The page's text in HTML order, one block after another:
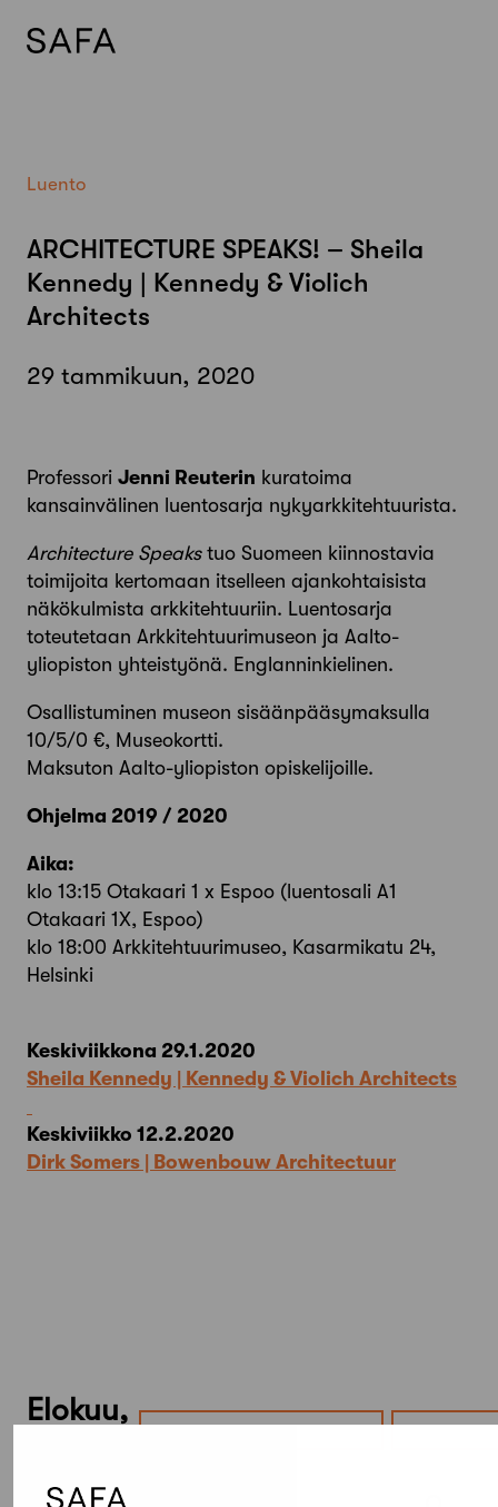
Luento
ARCHITECTURE SPEAKS! – Sheila
Kennedy | Kennedy & Violich
Architects
29 tammikuun, 2020
Professori Jenni Reuterin kuratoima
kansainvälinen luentosarja nykyarkkitehtuurista.
Architecture Speakstuo Suomeen kiinnostavia
toimijoita kertomaan itselleen ajankohtaisista
näkökulmista arkkitehtuuriin. Luentosarja
toteutetaan Arkkitehtuurimuseon ja Aalto-
yliopiston yhteistyönä. Englanninkielinen.
Osallistuminen museon sisäänpääsymaksulla
10/5/0 €, Museokortti.
Maksuton Aalto-yliopiston opiskelijoille.
Ohjelma 2019 / 2020
Aika:
klo 13:15 Otakaari 1 x Espoo (luentosali A1
Otakaari 1X, Espoo)
klo 18:00 Arkkitehtuurimuseo, Kasarmikatu 24,
Helsinki
Keskiviikkona 29.1.2020
Sheila Kennedy | Kennedy & Violich Architects
Keskiviikko 12.2.2020
Dirk Somers | Bowenbouw Architectuur
Elokuu,
Etsi tapahtumista